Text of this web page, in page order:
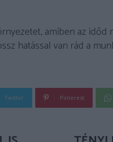
amiben az időd
hatással van rád a
Twitter Pinterest